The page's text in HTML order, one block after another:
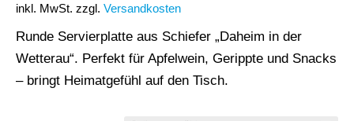
inkl. MwSt. zzgl. Versandkosten
Runde Servierplatte aus Schiefer „Daheim in der
Wetterau“. Perfekt für Apfelwein, Gerippte und Snacks
– bringt Heimatgefühl auf den Tisch.